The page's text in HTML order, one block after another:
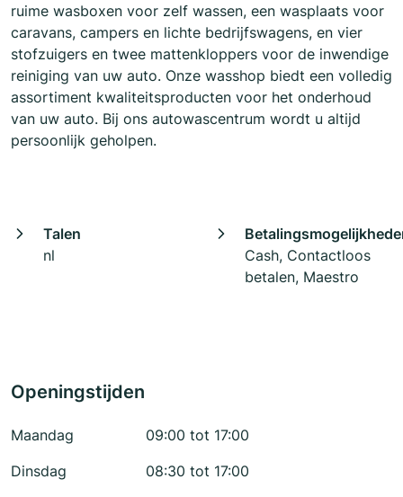
ruime wasboxen voor zelf wassen, een wasplaats voor
caravans, campers en lichte bedrijfswagens, en vier
stofzuigers en twee mattenkloppers voor de inwendige
reiniging van uw auto. Onze wasshop biedt een volledig
assortiment kwaliteitsproducten voor het onderhoud
van uw auto. Bij ons autowascentrum wordt u altijd
persoonlijk geholpen.
Talen
nl
Cash, Contactloos
betalen, Maestro
Openingstijden
Maandag
09:00 tot 17:00
Dinsdag
08:30 tot 17:00